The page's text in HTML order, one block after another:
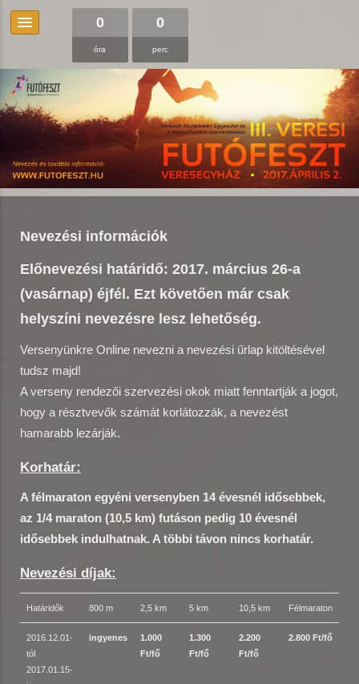
0
óra
0
perc
Nevezési információk
Előnevezési határidő: 2017. március 26-a
(vasárnap) éjfél. Ezt követően már csak
helyszíni nevezésre lesz lehetőség.
Versenyünkre Online nevezni a nevezési űrlap kitöltésével
tudsz majd!
A verseny rendezői szervezési okok miatt fenntartják a jogot,
hogy a résztvevők számát korlátozzák, a nevezést
hamarabb lezárják.
Korhatár:
A félmaraton egyéni versenyben 14 évesnél idősebbek,
az 1/4 maraton (10,5 km) futáson pedig 10 évesnél
idősebbek indulhatnak. A többi távon nincs korhatár.
Nevezési díjak:
Határidők 800 m 2,5 km 5 km 10,5 km Félmaraton
2016.12.01-
tól
2017.01.15-
ingyenes
1.000
Ft/fő
1.300
Ft/fő
2.200
Ft/fő
2.800 Ft/fő